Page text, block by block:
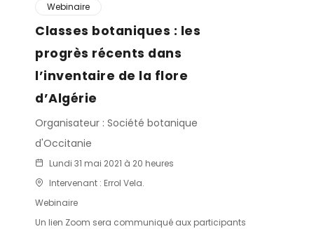
Webinaire
Classes botaniques : les
progrès récents dans
l’inventaire de la flore
d’Algérie
Organisateur : Société botanique
d'Occitanie
Lundi 31 mai 2021 à 20 heures
Intervenant : Errol Vela.
Webinaire
Un lien Zoom sera communiqué aux participants